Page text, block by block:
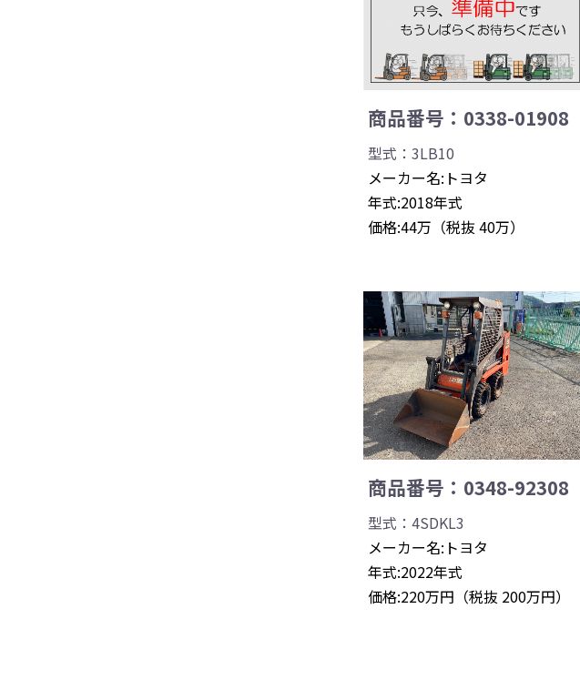
商品番号：0338-01908
型式：3LB10
メーカー名:トヨタ
年式:2018年式
価格:44万（税抜 40万）
商品番号：0348-92308
型式：4SDKL3
メーカー名:トヨタ
年式:2022年式
価格:220万円（税抜 200万円）